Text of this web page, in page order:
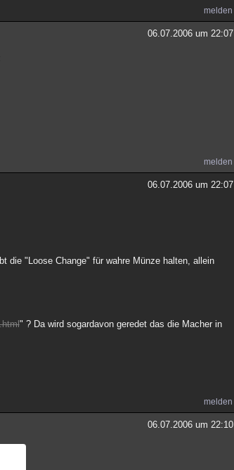
melden
06.07.2006 um 22:07
melden
06.07.2006 um 22:07
die "Loose Change" für wahre Münze halten, allein
" ? Da wird sogardavon geredet das die Macher in
melden
06.07.2006 um 22:10